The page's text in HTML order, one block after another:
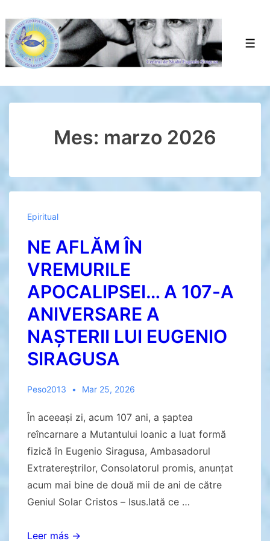
Saltar
al
contenido
Mes: marzo 2026
Epiritual
NE AFLĂM ÎN
VREMURILE
APOCALIPSEI… A 107-A
ANIVERSARE A
NAȘTERII LUI EUGENIO
SIRAGUSA
Peso2013 Mar 25, 2026
În aceeași zi, acum 107 ani, a șaptea
reîncarnare a Mutantului Ioanic a luat formă
fizică în Eugenio Siragusa, Ambasadorul
Extratereștrilor, Consolatorul promis, anunțat
acum mai bine de două mii de ani de către
Geniul Solar Cristos – Isus.Iată ce …
NE
Leer más →